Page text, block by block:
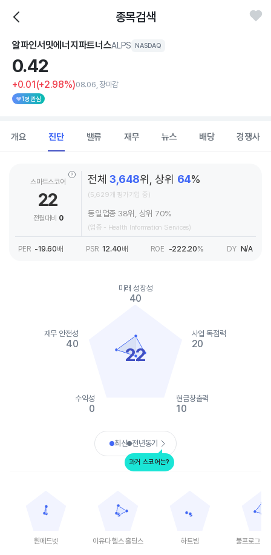
종목검색
알파인서밋에너지파트너스ALPS NASDAQ
0.42
+0.01(+2.98%)08.06, 장마감
1명 관심
개요 진단 밸류 재무 뉴스 배당 경쟁사
스마트스코어
22
전월대비 0
전체3,648위, 상위 64%
(5,629개 평가기업 중)
동일업종 38위, 상위 70%
(업종 - Health Information Services)
PER -19.60배 PSR 12.40배 ROE -222.20% DY N/A
22
미래 성장성
40
사업 독점력
20
현금창출력
10
수익성
0
재무 안전성
40
End of interactive chart.
최신 전년동기
과거 스코어는?
The chart has 1 X axis displaying categories.
The chart has 1 Y axis displaying values. Data ranges from 0
원메드넷
The chart has 1 X axis displaying categories.
The chart has 1 Y axis displaying values.
이유다 헬스 홀딩스
하트빔
The chart has 1 X axis
The chart has 1 Y axis
하트빔
The
The
불프로그 AI